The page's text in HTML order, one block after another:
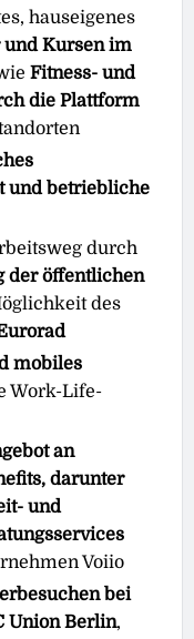
hauseigenes
Kursen im
Fitness- und
die Plattform
und betriebliche
durch
der öffentlichen
des
mobiles
Work-Life-
an
darunter
und
Voiio
bei
Union Berlin,